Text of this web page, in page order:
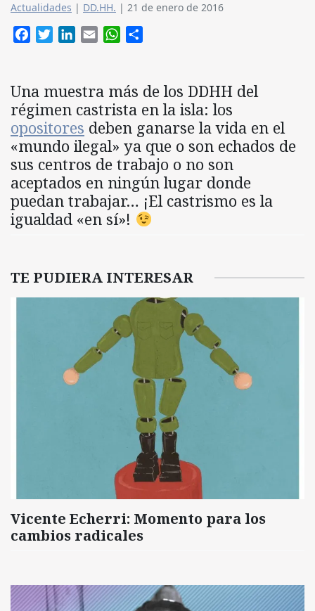
Actualidades | DD.HH. | 21 de enero de 2016
FacebookTwitterLinkedIn
Email WhatsApp
Una muestra más de los DDHH del
régimen castrista en la isla: los
opositores deben ganarse la vida en el
«mundo ilegal» ya que o son echados de
sus centros de trabajo o no son
aceptados en ningún lugar donde
puedan trabajar… ¡El castrismo es la
igualdad «en sí»!
TE PUDIERA INTERESAR
Vicente Echerri: Momento para los
cambios radicales